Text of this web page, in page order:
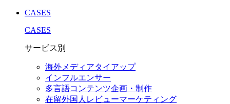
CASES
CASES
サービス別
海外メディアタイアップ
インフルエンサー
多言語コンテンツ企画・制作
在留外国⼈レビューマーケティング